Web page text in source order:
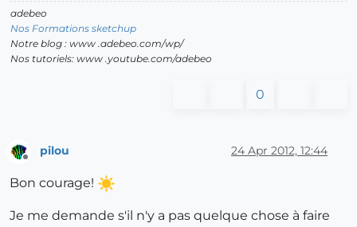
adebeo
Nos Formations sketchup
Notre blog : www .adebeo.com/wp/
Nos tutoriels: www .youtube.com/adebeo
0
pilou 24 Apr 2012, 12:44
Bon courage!
Je me demande s'il n'y a pas quelque chose à faire